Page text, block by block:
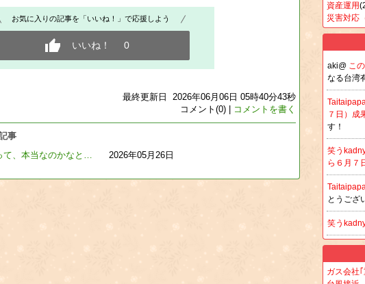
お気に入りの記事を「いいね！」で応援しよう
いいね！ 0
最終更新日 2026年06月06日 05時40分43秒
コメント(0) |
コメントを書く
事
て、本当なのかなと…
2026年05月26日
資産運用
災害対応
aki@ こ
なる台湾
７日）成
す！
笑う
ら６月７
とうござ
笑う
ガス会社